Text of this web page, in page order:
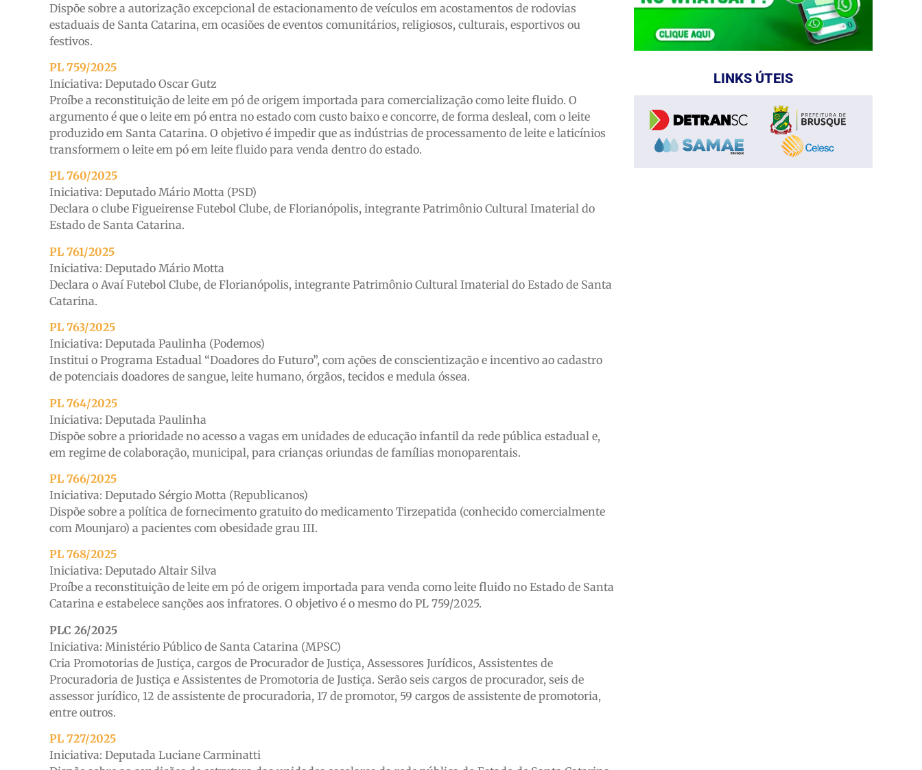
Dispõe sobre a autorização excepcional de estacionamento de veículos em acostamentos de rodovias
estaduais de Santa Catarina, em ocasiões de eventos comunitários, religiosos, culturais, esportivos ou
festivos.
PL 759/2025
Iniciativa: Deputado Oscar Gutz
Proíbe a reconstituição de leite em pó de origem importada para comercialização como leite fluido. O
argumento é que o leite em pó entra no estado com custo baixo e concorre, de forma desleal, com o leite
produzido em Santa Catarina. O objetivo é impedir que as indústrias de processamento de leite e laticínios
transformem o leite em pó em leite fluido para venda dentro do estado.
PL 760/2025
Iniciativa: Deputado Mário Motta (PSD)
Declara o clube Figueirense Futebol Clube, de Florianópolis, integrante Patrimônio Cultural Imaterial do
Estado de Santa Catarina.
PL 761/2025
Iniciativa: Deputado Mário Motta
Declara o Avaí Futebol Clube, de Florianópolis, integrante Patrimônio Cultural Imaterial do Estado de Santa
Catarina.
PL 763/2025
Iniciativa: Deputada Paulinha (Podemos)
Institui o Programa Estadual “Doadores do Futuro”, com ações de conscientização e incentivo ao cadastro
de potenciais doadores de sangue, leite humano, órgãos, tecidos e medula óssea.
PL 764/2025
Iniciativa: Deputada Paulinha
Dispõe sobre a prioridade no acesso a vagas em unidades de educação infantil da rede pública estadual e,
em regime de colaboração, municipal, para crianças oriundas de famílias monoparentais.
PL 766/2025
Iniciativa: Deputado Sérgio Motta (Republicanos)
Dispõe sobre a política de fornecimento gratuito do medicamento Tirzepatida (conhecido comercialmente
com Mounjaro) a pacientes com obesidade grau III.
PL 768/2025
Iniciativa: Deputado Altair Silva
Proíbe a reconstituição de leite em pó de origem importada para venda como leite fluido no Estado de Santa
Catarina e estabelece sanções aos infratores. O objetivo é o mesmo do PL 759/2025.
PLC 26/2025
Iniciativa: Ministério Público de Santa Catarina (MPSC)
Cria Promotorias de Justiça, cargos de Procurador de Justiça, Assessores Jurídicos, Assistentes de
Procuradoria de Justiça e Assistentes de Promotoria de Justiça. Serão seis cargos de procurador, seis de
assessor jurídico, 12 de assistente de procuradoria, 17 de promotor, 59 cargos de assistente de promotoria,
entre outros.
PL 727/2025
Iniciativa: Deputada Luciane Carminatti
LINKS ÚTEIS